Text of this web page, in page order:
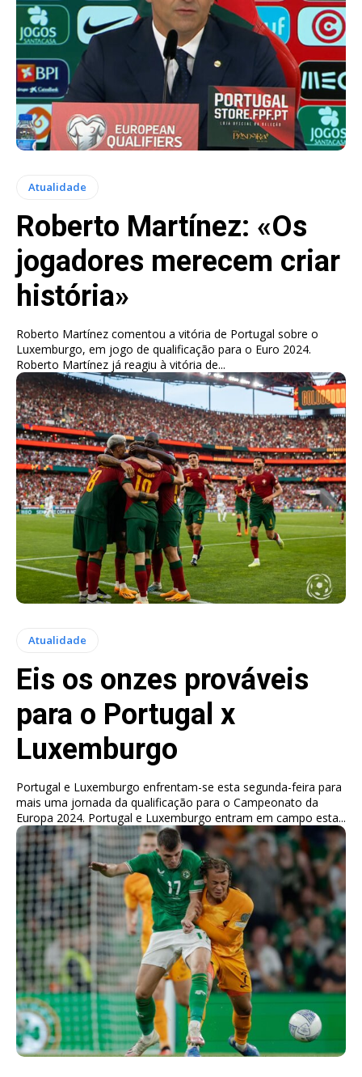
Atualidade
Roberto Martínez: «Os
jogadores merecem criar
história»
Roberto Martínez comentou a vitória de Portugal sobre o
Luxemburgo, em jogo de qualificação para o Euro 2024.
Roberto Martínez já reagiu à vitória de...
Atualidade
Eis os onzes prováveis
para o Portugal x
Luxemburgo
Portugal e Luxemburgo enfrentam-se esta segunda-feira para
mais uma jornada da qualificação para o Campeonato da
Europa 2024. Portugal e Luxemburgo entram em campo esta...